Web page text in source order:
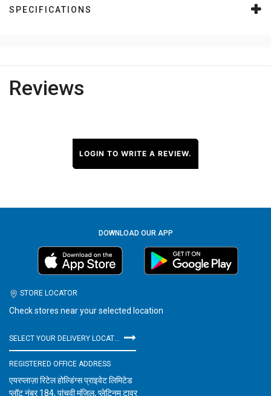
SPECIFICATIONS
Reviews
LOGIN TO WRITE A REVIEW.
DOWNLOAD OUR APP
STORE LOCATOR
Check stores near your selected location
REGISTERED OFFICE ADDRESS
एयरप्लाज़ा रिटेल होल्डिंग्स प्राइवेट लिमिटेड
प्लॉट नंबर 184, पांचवी मंजिल, प्लेटिनम टावर